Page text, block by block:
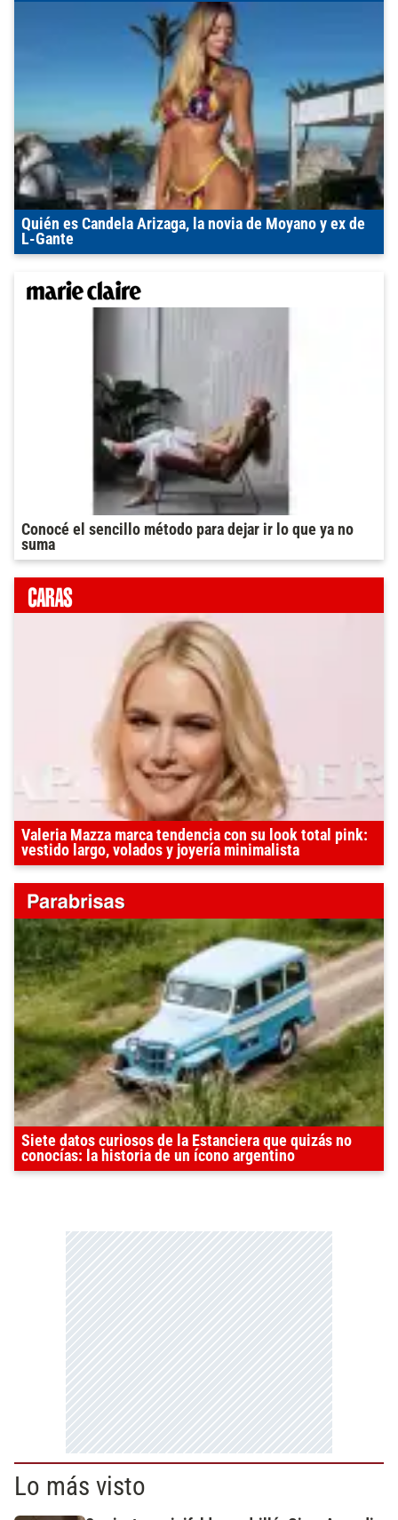
Quién es Candela Arizaga, la novia de Moyano y ex de
L-Gante
Conocé el sencillo método para dejar ir lo que ya no
suma
Valeria Mazza marca tendencia con su look total pink:
vestido largo, volados y joyería minimalista
Siete datos curiosos de la Estanciera que quizás no
conocías: la historia de un ícono argentino
Lo más visto